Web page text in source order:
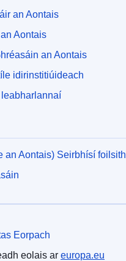
an Aontais
Aontais
an Aontais
idirinstitiúideach
an Aontais) Seirbhísí
eolais ar europa.eu